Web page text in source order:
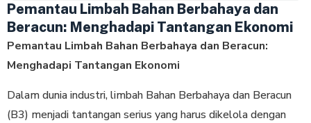
Pemantau Limbah Bahan Berbahaya dan
Beracun: Menghadapi Tantangan Ekonomi
Pemantau Limbah Bahan Berbahaya dan Beracun:
Menghadapi Tantangan Ekonomi
Dalam dunia industri, limbah Bahan Berbahaya dan Beracun
(B3) menjadi tantangan serius yang harus dikelola dengan